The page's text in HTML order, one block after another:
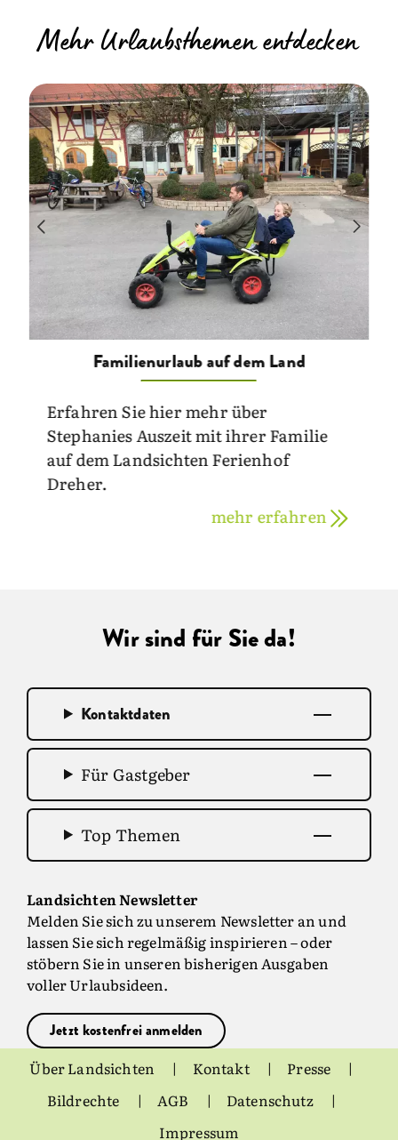
Mehr Urlaubsthemen entdecken
Familienurlaub auf dem Land
Erfahren Sie hier mehr über
Stephanies Auszeit mit ihrer Familie
auf dem Landsichten Ferienhof
Dreher.
mehr erfahren
Wir sind für Sie da!
Kontaktdaten
Für Gastgeber
Top Themen
Landsichten Newsletter
Melden Sie sich zu unserem Newsletter an und
lassen Sie sich regelmäßig inspirieren – oder
stöbern Sie in unseren bisherigen Ausgaben
voller Urlaubsideen.
Jetzt kostenfrei anmelden
Über Landsichten Kontakt
Presse
Bildrechte
AGB
Datenschutz
Impressum